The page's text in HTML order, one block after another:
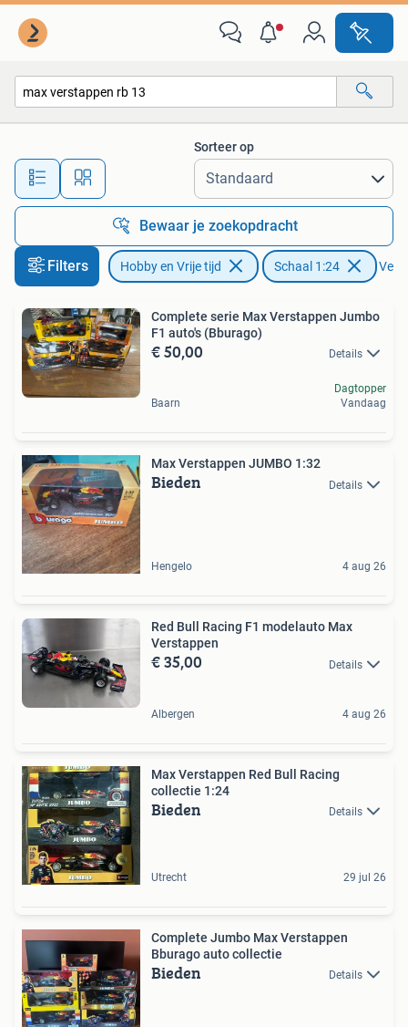
Alle afstanden…
Sorteer op
Bewaar je zoekopdracht
Filters Hobby en Vrije tijd Schaal 1:24
Complete serie Max Verstappen Jumbo
F1 auto's (Bburago)
€ 50,00 Details
Baarn
Dagtopper
Vandaag
Max Verstappen JUMBO 1:32
Bieden Details
Hengelo 4 aug 26
Red Bull Racing F1 modelauto Max
Verstappen
€ 35,00 Details
Albergen 4 aug 26
Max Verstappen Red Bull Racing
collectie 1:24
Bieden Details
Utrecht 29 jul 26
Complete Jumbo Max Verstappen
Bburago auto collectie
Bieden Details